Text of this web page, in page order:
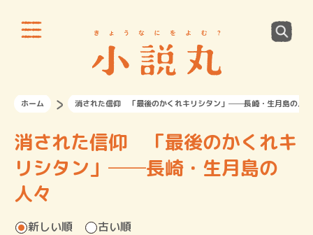
ホーム 消された信仰 「最後のかくれキリシタン」──長崎・生月島の人々
消された信仰 「最後のかくれキ
リシタン」──長崎・生月島の
人々
新しい順 古い順